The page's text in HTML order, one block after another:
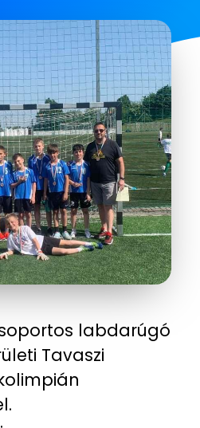
labdarúgó
Tavaszi